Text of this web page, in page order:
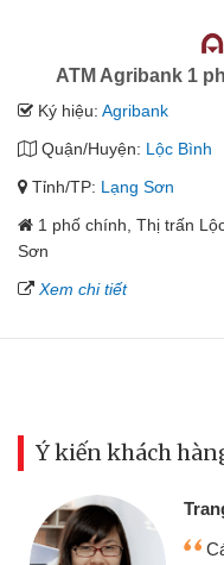
ATM Agribank 1
Ký hiệu: Agribank
Quận/Huyện: Lộc Bình
Tỉnh/TP: Lạng Sơn
1 phố chính, Thị trấn
Sơn
Xem chi tiết
Ý kiến khách